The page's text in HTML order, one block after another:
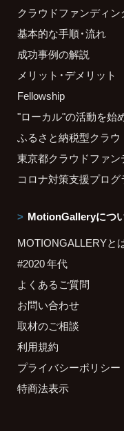
クラウドファンディン
基本的な手順・流れ
成功事例の解説
メリット・デメリット
Fellowship
"ローカル"の活動を始
ふるさと納税型クラ
東京都クラウドファ
コロナ対策支援プロ
MotionGalleryにつ
MOTIONGALLERYと
#2020 年代
よくあるご質問
お問い合わせ
取材のご相談
利用規約
プライバシーポリシー
特商法表示